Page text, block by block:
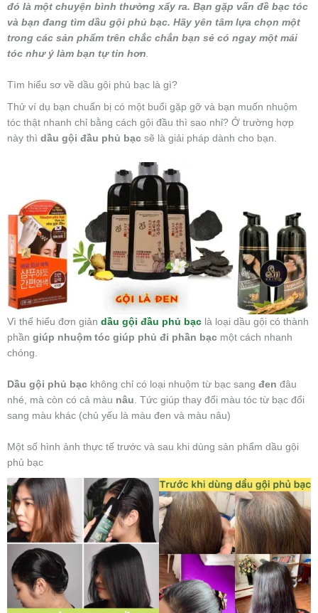
đó là một chuyện bình thường xẩy ra. Bạn gặp vấn đề bạc tóc
và bạn đang tìm dầu gội phủ bạc. Hãy yên tâm lựa chọn một
trong các sản phẩm trên chắc chắn bạn sẻ có ngay một mái
tóc như ý làm bạn tự tin hơn
Tìm hiểu sơ về dầu gội phủ bạc là gì?
Thử ví dụ bạn chuẩn bị có một buổi gặp gỡ và bạn muốn nhuộm
tóc thật nhanh chỉ bằng cách gội đầu thì sao nhỉ? Ở trường hợp
này thì dầu gội đầu phủ bạc sẽ là giải pháp dành cho bạn.
Vì thế hiểu đơn giản dầu gội đầu phủ bạc là loại dầu gội có thành
phần giúp nhuộm tóc giúp phủ đi phần bạc một cách nhanh
chóng.
Dầu gội phủ bạc không chỉ có loại nhuộm từ bạc sang đen đâu
nhé, mà còn có cả màu nâu. Tức giúp thay đổi màu tóc từ bạc đổi
sang màu khác (chủ yếu là màu đen và màu nâu)
Một số hình ảnh thực tế trước và sau khi dùng sản phẩm dầu gội
phủ bạc